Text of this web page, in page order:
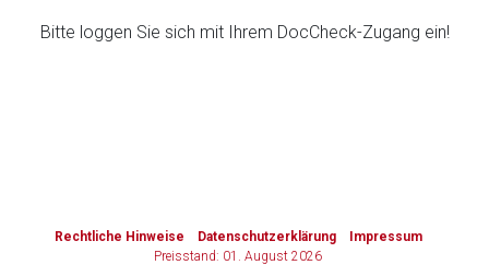
Bitte loggen Sie sich mit Ihrem DocCheck-Zugang ein!
Rechtliche Hinweise Datenschutzerklärung
Impressum
Preisstand: 01. August 2026